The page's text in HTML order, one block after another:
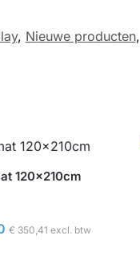
, Nieuwe producten,
120x210cm
€ 350,41 excl. btw